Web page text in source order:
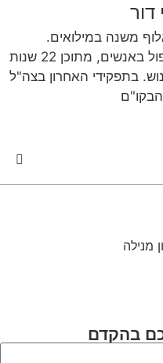
דור
משנה במילואים.
בעל יותר מ- 40 שנות ניסיון בטיפול באנשים, מתוכן 22 שנות
בתפקידי האחרון בצה"ל
בהקדם